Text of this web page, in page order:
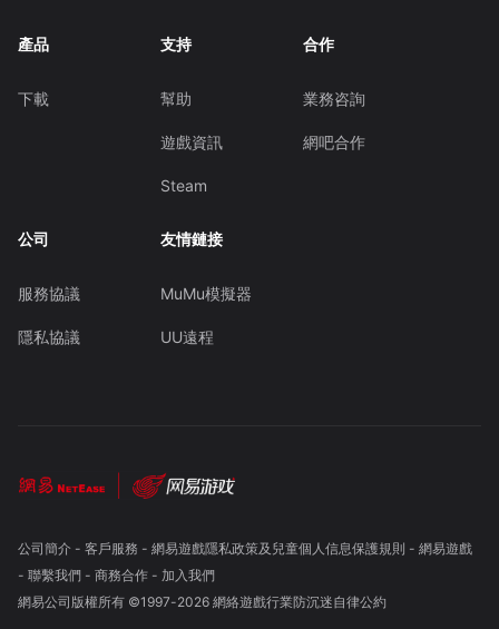
產品
下載
支持
幫助
遊戲資訊
Steam
合作
業務咨詢
網吧合作
公司
服務協議
隱私協議
友情鏈接
MuMu模擬器
UU遠程
公司簡介- 客戶服務 - 網易遊戲隱私政策及兒童個人信息保護規則 - 網易遊戲
- 聯繫我們- 商務合作- 加入我們
網易公司版權所有 ©1997-2026 網絡遊戲行業防沉迷自律公約